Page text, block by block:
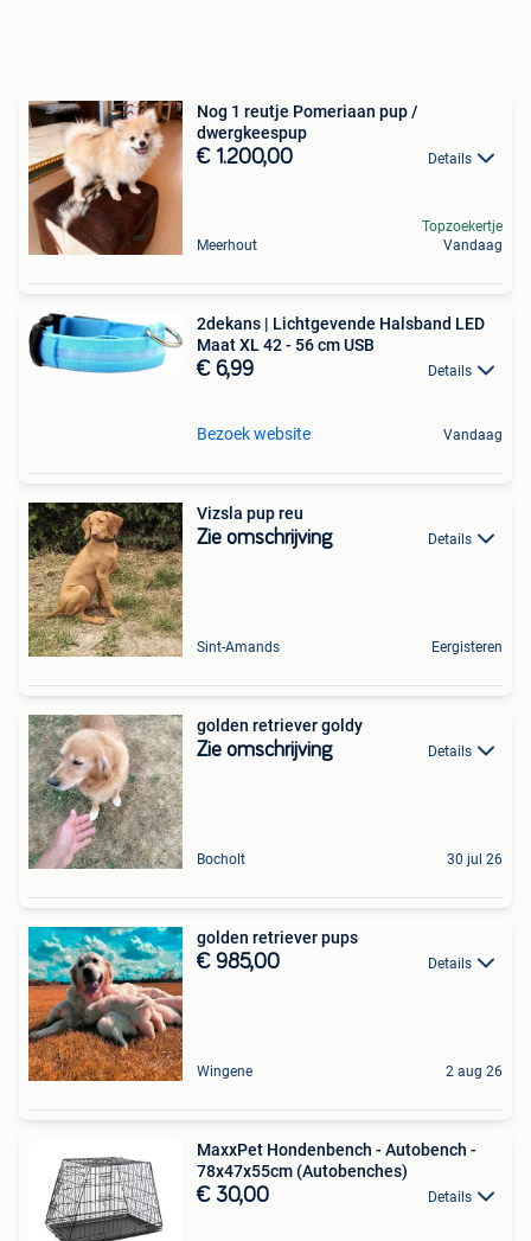
Nog 1 reutje Pomeriaan pup /
dwergkeespup
€ 1.200,00 Details
Meerhout
Topzoekertje
Vandaag
2dekans | Lichtgevende Halsband LED
Maat XL 42 - 56 cm USB
€ 6,99 Details
Bezoek website Vandaag
Vizsla pup reu
Zie omschrijving Details
Sint-Amands Eergisteren
golden retriever goldy
Zie omschrijving Details
Bocholt 30 jul 26
golden retriever pups
€ 985,00 Details
Wingene 2 aug 26
MaxxPet Hondenbench - Autobench -
78x47x55cm (Autobenches)
€ 30,00 Details